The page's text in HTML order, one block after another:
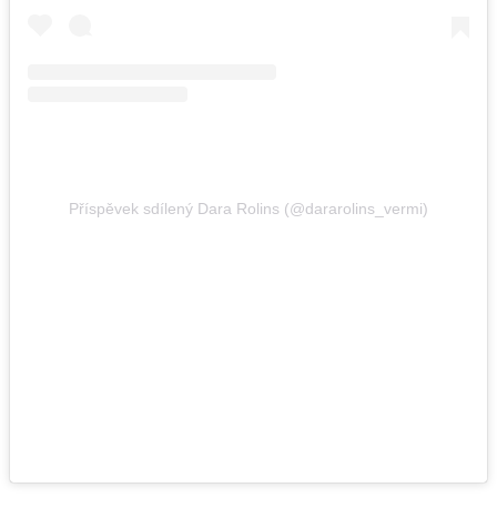
Příspěvek sdílený Dara Rolins (@dararolins_vermi)